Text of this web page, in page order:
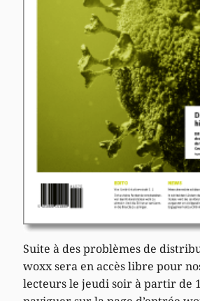
Suite à des problèmes de
woxx sera en accès libre pour
lecteurs le jeudi soir à partir de